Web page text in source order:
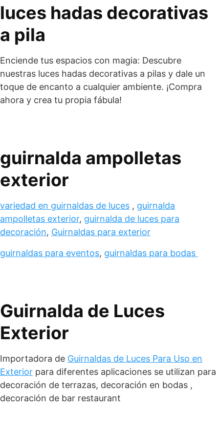
luces hadas decorativas
a pila
Enciende tus espacios con magia: Descubre
nuestras luces hadas decorativas a pilas y dale un
toque de encanto a cualquier ambiente. ¡Compra
ahora y crea tu propia fábula!
guirnalda ampolletas
exterior
variedad en guirnaldas de luces , guirnalda
ampolletas exterior, guirnalda de luces para
decoración, Guirnaldas para exterior
guirnaldas para eventos, guirnaldas para bodas
Guirnalda de Luces
Exterior
Importadora de Guirnaldas de Luces Para Uso en
Exterior para diferentes aplicaciones se utilizan para
decoración de terrazas, decoración en bodas ,
decoración de bar restaurant